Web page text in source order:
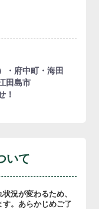
・府中町・海田
田島市
！
いて
況が変わるため、
。あらかじめご了